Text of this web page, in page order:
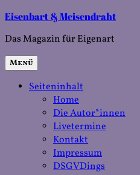
Zum
springen
Eisenbart & Meisendraht
Das Magazin für Eigenart
Menü
Seiteninhalt
Home
Die Autor*innen
Livetermine
Kontakt
Impressum
DSGVDings